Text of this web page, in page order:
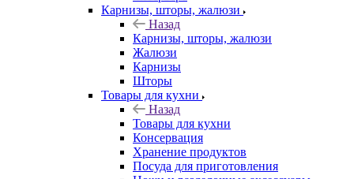
Карнизы, шторы, жалюзи
Назад
Карнизы, шторы, жалюзи
Жалюзи
Карнизы
Шторы
Товары для кухни
Назад
Товары для кухни
Консервация
Хранение продуктов
Посуда для приготовления